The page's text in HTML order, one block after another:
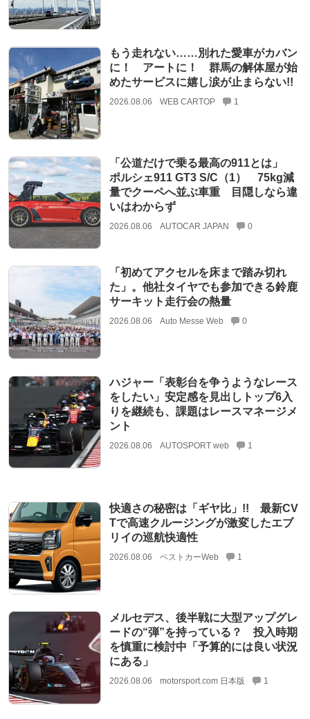
もう走れない……別れた愛車がカバン
に！ アートに！ 群馬の解体屋が始
めたサービスに嬉し涙が止まらない!!
2026.08.06 WEB CARTOP 1
「公道だけで乗る最高の911とは」
ポルシェ911 GT3 S/C（1） 75kg減
量でクーペへ並ぶ車重 目隠しなら違
いはわからず
2026.08.06 AUTOCAR JAPAN 0
「初めてアクセルを床まで踏み切れ
た」。他社タイヤでも参加できる鈴鹿
サーキット走行会の熱量
2026.08.06 Auto Messe Web 0
ハジャー「表彰台を争うようなレース
をしたい」安定感を見出しトップ6入
りを継続も、課題はレースマネージメ
ント
2026.08.06 AUTOSPORT web 1
快適さの秘密は「ギヤ比」!! 最新CV
Tで高速クルージングが激変したエブ
リイの巡航快適性
2026.08.06 ベストカーWeb 1
メルセデス、後半戦に大型アップグレ
ードの“弾”を持っている？ 投入時期
を慎重に検討中「予算的には良い状況
にある」
2026.08.06 motorsport.com 日本版 1